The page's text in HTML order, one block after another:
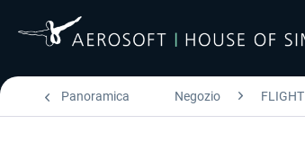
Panoramica Negozio FLIGHT